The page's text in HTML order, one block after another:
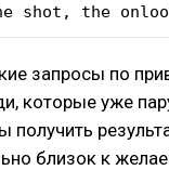
shot, the
запросы по
которые уже
получить
близок к